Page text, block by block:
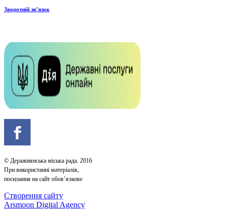
Зворотній зв’язок
© Деражнянська міська рада. 2016
При використанні матеріалів,
посилання на сайт обов’язкове
Створення сайту
Arsmoon Digital Agency